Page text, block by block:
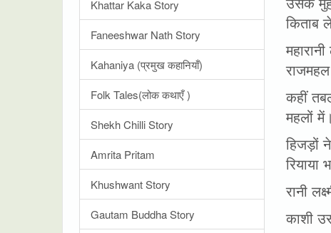
किताब
कहीं
महलों में।
हिजड़ों
रानी
काशी
Khattar Kaka Story
Faneeshwar Nath Story
Kahaniya (प्रमुख कहानियाँ)
Folk Tales(लोक कथाएँ )
Shekh Chilli Story
Amrita Pritam
Khushwant Story
Gautam Buddha Story